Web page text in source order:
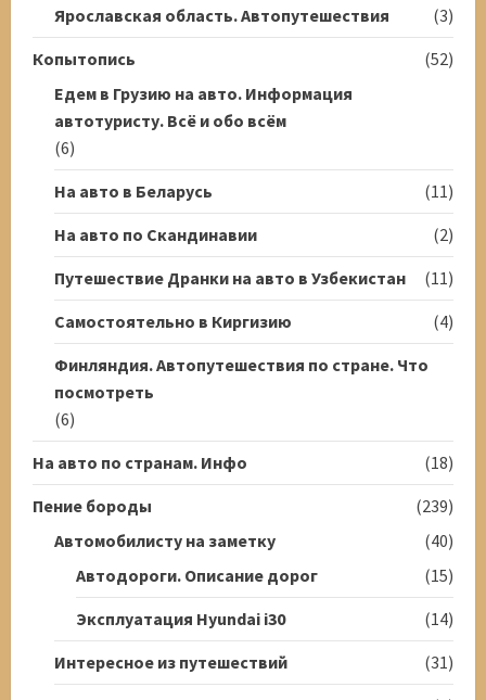
Ярославская область. Автопутешествия
(3)
Копытопись
(52)
Едем в Грузию на авто. Информация
автотуристу. Всё и обо всём
(6)
На авто в Беларусь
(11)
На авто по Скандинавии
(2)
Путешествие Дранки на авто в Узбекистан
(11)
Самостоятельно в Киргизию
(4)
Финляндия. Автопутешествия по стране. Что
посмотреть
(6)
На авто по странам. Инфо
(18)
Пение бороды
(239)
Автомобилисту на заметку
(40)
Автодороги. Описание дорог
(15)
Эксплуатация Hyundai i30
(14)
Интересное из путешествий
(31)